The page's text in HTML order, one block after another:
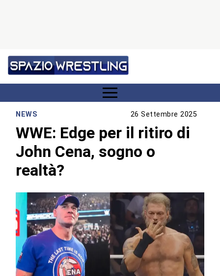
NEWS 26 Settembre 2025
WWE: Edge per il ritiro di
John Cena, sogno o
realtà?